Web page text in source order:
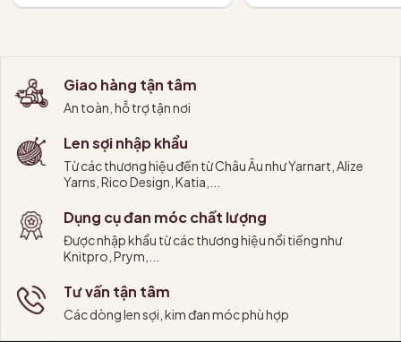
Giao hàng tận tâm
An toàn, hỗ trợ tận nơi
Len sợi nhập khẩu
Từ các thương hiệu đến từ Châu Âu như Yarnart, Alize
Yarns, Rico Design, Katia,...
Dụng cụ đan móc chất lượng
Được nhập khẩu từ các thương hiệu nổi tiếng như
Knitpro, Prym,...
Tư vấn tận tâm
Các dòng len sợi, kim đan móc phù hợp